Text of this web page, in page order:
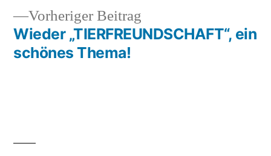
Vorheriger Beitrag
Beitrag:
Wieder „TIERFREUNDSCHAFT“, ein
schönes Thema!